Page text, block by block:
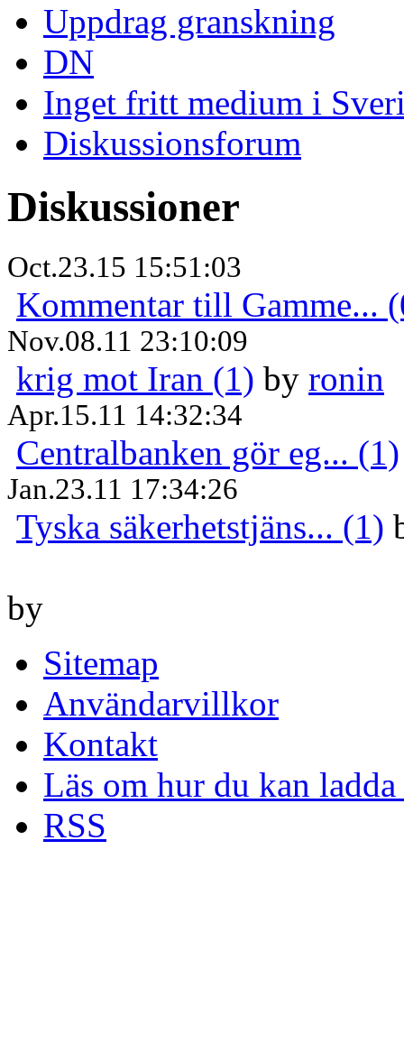
Uppdrag granskning
DN
Inget fritt medium i
Diskussionsforum
Diskussioner
Oct.23.15 15:51:03
Kommentar till Gamme...
Nov.08.11 23:10:09
krig mot Iran (1) by ronin
Apr.15.11 14:32:34
Centralbanken gör eg... (1)
Jan.23.11 17:34:26
Tyska säkerhetstjäns... (1)
by
Sitemap
Användarvillkor
Kontakt
Läs om hur du kan
RSS